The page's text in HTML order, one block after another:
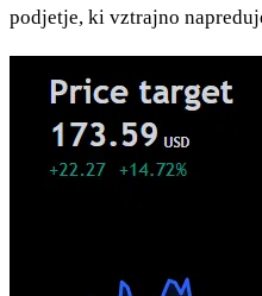
podjetje, ki vztrajno